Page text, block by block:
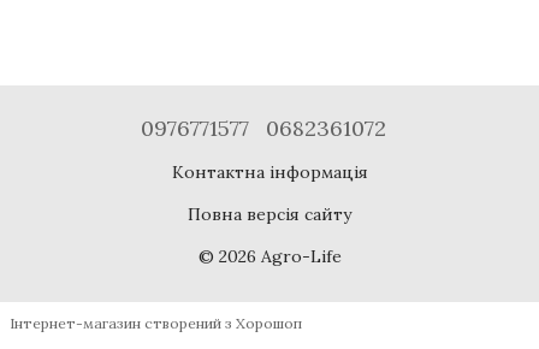
0976771577 0682361072
Контактна інформація
Повна версія сайту
© 2026 Agro-Life
Інтернет-магазин створений з Хорошоп